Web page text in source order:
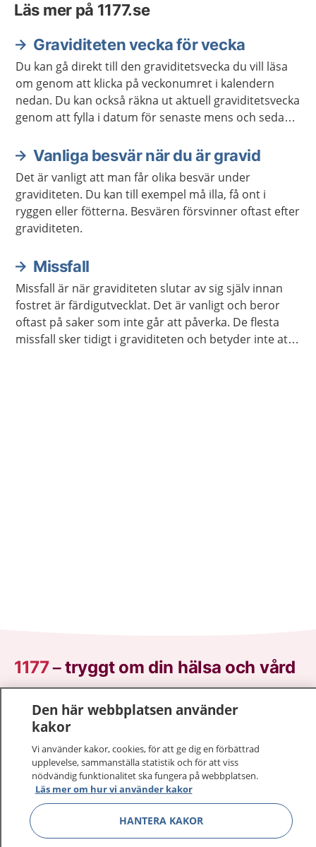
Läs mer på 1177.se
Graviditeten vecka för vecka
Du kan gå direkt till den graviditetsvecka du vill läsa
om genom att klicka på veckonumret i kalendern
nedan. Du kan också räkna ut aktuell graviditetsvecka
genom att fylla i datum för senaste mens och sedan
beräknat födelsedatum kan i stället ange det direkt.
Vanliga besvär när du är gravid
Det är vanligt att man får olika besvär under
graviditeten. Du kan till exempel må illa, få ont i
ryggen eller fötterna. Besvären försvinner oftast efter
graviditeten.
Missfall
Missfall är när graviditeten slutar av sig själv innan
fostret är färdigutvecklat. Det är vanligt och beror
oftast på saker som inte går att påverka. De flesta
missfall sker tidigt i graviditeten och betyder inte att
1177–tryggt om din hälsa och vård
På 1177.se får du råd om hälsa och information om
sjukdomar och vilka mottagningar du kan kontakta.
Logga in för att läsa din journal och göra dina
vårdärenden. Ring telefonnummer 1177 för
sjukvårdsrådgivning dygnet runt.
1177 ger dig råd när du vill må bättre.
Den här webbplatsen använder
kakor
Vi använder kakor, cookies, för att ge dig en förbättrad
upplevelse, sammanställa statistik och för att viss
nödvändig funktionalitet ska fungera på webbplatsen.
Läs mer om hur vi använder kakor
HANTERA KAKOR